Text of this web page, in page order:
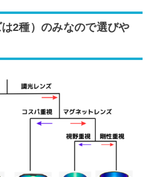
2種）のみなので選びや